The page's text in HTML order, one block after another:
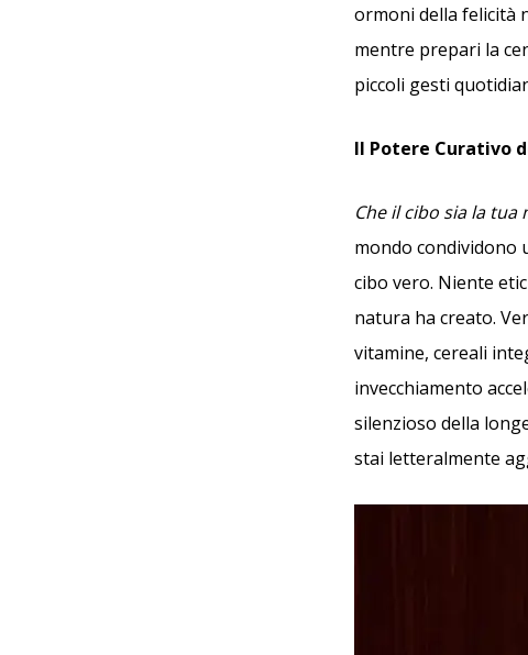
ormoni della felicità
mentre prepari la
piccoli gesti
Il Potere Curativo
Che il cibo sia la
mondo condividono
cibo vero. Niente
natura ha creato.
vitamine, cereali
invecchiamento
silenzioso della
stai letteralmente